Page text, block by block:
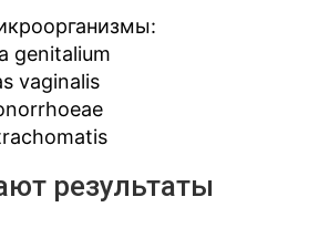
genitalium
vaginalis
результаты